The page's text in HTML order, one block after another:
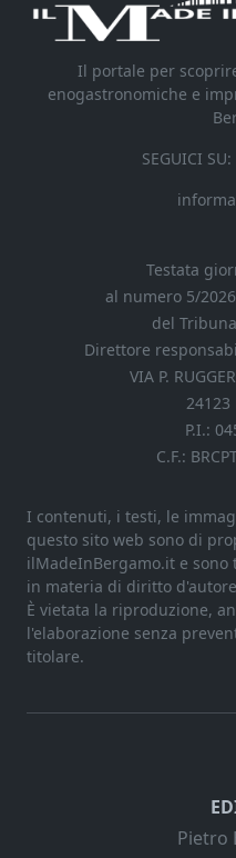
Il portale per
enogastronomiche e
SEGUICI SU:
Testata
al numero 5/
del
Direttore
VIA P.
24123
P.I.:
C.F.:
I contenuti, i testi, le
questo sito web sono di
ilMadeInBergamo.it e
in materia di diritto
È vietata la riproduzione,
l'elaborazione senza
titolare.
Pietro